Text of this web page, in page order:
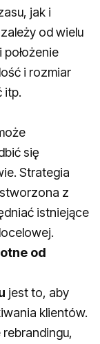
jak i
zależy od wielu
i rozmiar
itp.
się
Strategia
z
istniejące
od
jest to, aby
klientów.